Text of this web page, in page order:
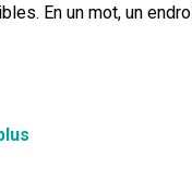
En un mot, un
le Corbery,